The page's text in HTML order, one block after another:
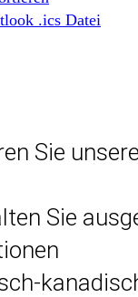
.ics Datei
Sie
Sie